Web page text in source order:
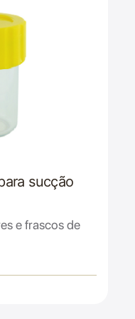
sucção
e frascos de